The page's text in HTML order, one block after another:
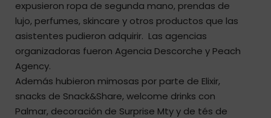
expusieron ropa de segunda mano, prendas de
lujo, perfumes, skincare y otros productos que las
asistentes pudieron adquirir. Las agencias
organizadoras fueron Agencia Descorche y Peach
Agency.
Además hubieron mimosas por parte de Elixir,
snacks de Snack&Share, welcome drinks con
Palmar, decoración de Surprise Mty y de tés de